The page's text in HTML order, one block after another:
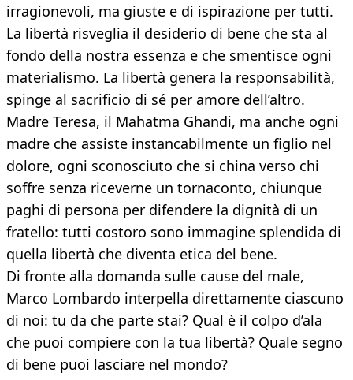
irragionevoli, ma giuste e di ispirazione per tutti.
La libertà risveglia il desiderio di bene che sta al
fondo della nostra essenza e che smentisce ogni
materialismo. La libertà genera la responsabilità,
spinge al sacrificio di sé per amore dell’altro.
Madre Teresa, il Mahatma Ghandi, ma anche ogni
madre che assiste instancabilmente un figlio nel
dolore, ogni sconosciuto che si china verso chi
soffre senza riceverne un tornaconto, chiunque
paghi di persona per difendere la dignità di un
fratello: tutti costoro sono immagine splendida di
quella libertà che diventa etica del bene.
Di fronte alla domanda sulle cause del male,
Marco Lombardo interpella direttamente ciascuno
di noi: tu da che parte stai? Qual è il colpo d’ala
che puoi compiere con la tua libertà? Quale segno
di bene puoi lasciare nel mondo?